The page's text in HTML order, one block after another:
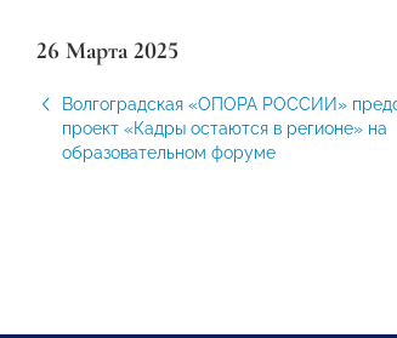
26 Марта 2025
Волгоградская «ОПОРА РОССИИ»
проект «Кадры остаются в регионе» на
образовательном форуме